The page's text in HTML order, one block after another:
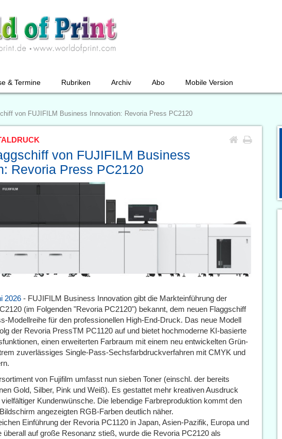
& Termine Rubriken Archiv Abo Mobile Version
von FUJIFILM Business Innovation: Revoria Press PC2120
von FUJIFILM Business
Revoria Press PC2120
2026 - FUJIFILM Business Innovation gibt die Markteinführung der
(im Folgenden "Revoria PC2120") bekannt, dem neuen Flaggschiff
Modellreihe für den professionellen High-End-Druck. Das neue Modell
der Revoria PressTM PC1120 auf und bietet hochmoderne KI-basierte
einen erweiterten Farbraum mit einem neu entwickelten Grün-
zuverlässiges Single-Pass-Sechsfarbdruckverfahren mit CMYK und
von Fujifilm umfasst nun sieben Toner (einschl. der bereits
Gold, Silber, Pink und Weiß). Es gestattet mehr kreativen Ausdruck
Kundenwünsche. Die lebendige Farbreproduktion kommt den
angezeigten RGB-Farben deutlich näher.
Einführung der Revoria PC1120 in Japan, Asien-Pazifik, Europa und
überall auf große Resonanz stieß, wurde die Revoria PC2120 als